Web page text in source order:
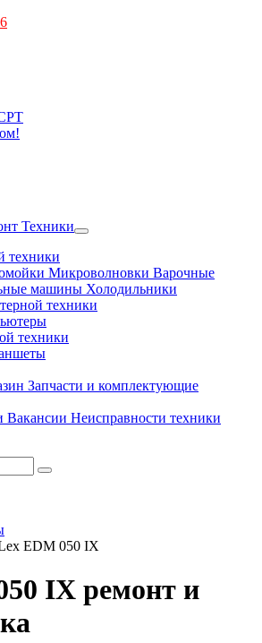
Техники
техники
Микроволновки Варочные
машины Холодильники
техники
техники
Запчасти и комплектующие
Вакансии Неисправности техники
EDM 050 IX
IX ремонт и